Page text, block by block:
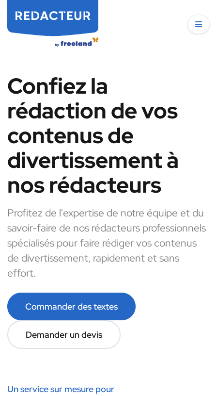
Confiez la
rédaction de vos
contenus de
divertissement à
nos rédacteurs
Profitez de l'expertise de notre équipe et du
savoir-faire de nos rédacteurs professionnels
spécialisés pour faire rédiger vos contenus
de divertissement, rapidement et sans
effort.
Commander des textes
Demander un devis
Un service sur mesure pour